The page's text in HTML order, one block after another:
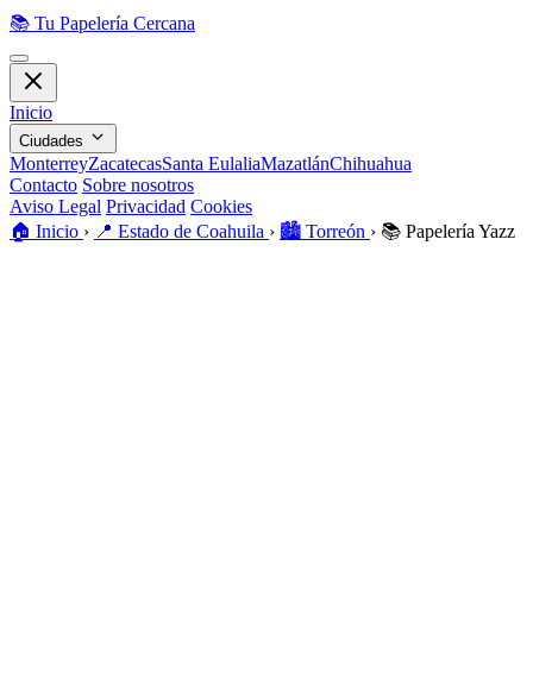
📚 Tu Papelería Cercana
Inicio
Ciudades
MonterreyZacatecasSanta EulaliaMazatlánChihuahua
Contacto Sobre nosotros
Aviso Legal Privacidad Cookies
🏠️ Inicio › 📍 Estado de Coahuila › 🏙️ Torreón › 📚 Papelería Yazz